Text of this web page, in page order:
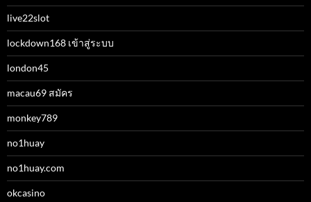
live22slot
lockdown168 เข้าสู่ระบบ
london45
macau69 สมัคร
monkey789
no1huay
no1huay.com
okcasino